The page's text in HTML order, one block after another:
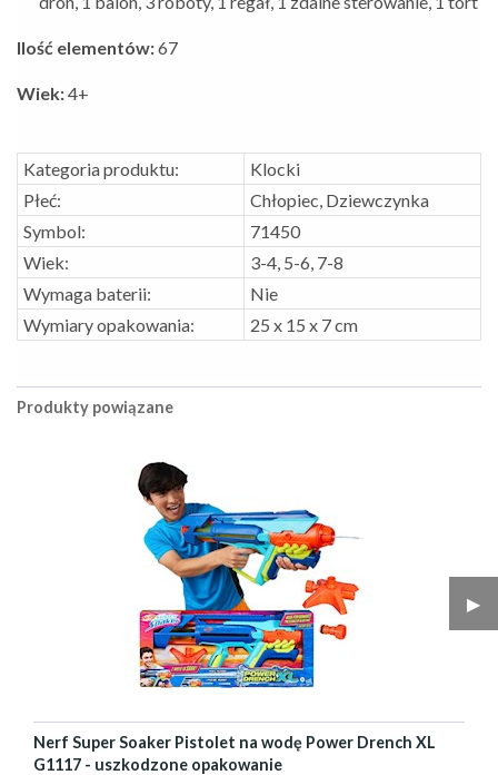
Ilość elementów:67
Wiek:4+
Kategoria produktu:
Klocki
Płeć:
Chłopiec, Dziewczynka
Symbol:
71450
Wiek:
3-4, 5-6, 7-8
Wymaga baterii:
Nie
Wymiary opakowania:
25 x 15 x 7 cm
Produkty powiązane
▶︎
Nerf Super Soaker Pistolet na wodę Power Drench XL
G1117 - uszkodzone opakowanie